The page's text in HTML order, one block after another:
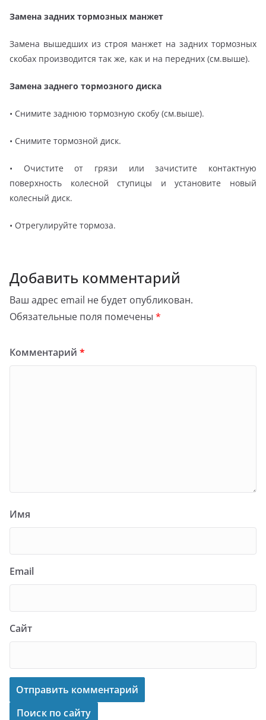
Замена задних тормозных манжет
Замена вышедших из строя манжет на задних тормозных
скобах производится так же, как и на передних (см.выше).
Замена заднего тормозного диска
• Снимите заднюю тормозную скобу (см.выше).
• Снимите тормозной диск.
• Очистите от грязи или зачистите контактную
поверхность колесной ступицы и установите новый
колесный диск.
• Отрегулируйте тормоза.
Добавить комментарий
Ваш адрес email не будет опубликован.
Обязательные поля помечены *
Комментарий *
Имя
Email
Сайт
Поиск по сайту